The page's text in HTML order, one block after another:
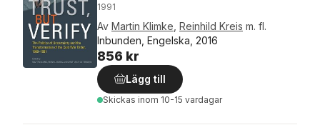
1991
Av Martin Klimke Reinhild Kreis m. fl.
Inbunden, Engelska, 2016
856 kr
Lägg till
Skickas inom 10-15 vardagar